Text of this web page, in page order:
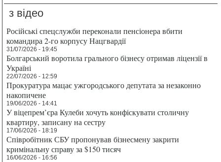
з відео
Російські спецслужби переконали пенсіонера вбити
командира 2-го корпусу Нацгвардії
31/07/2026 - 19:45
Болгарський воротила грального бізнесу отримав ліцензії в
Україні
22/07/2026 - 12:59
Прокуратура мацає ужгородського депутата за незаконно
накопичене
19/06/2026 - 14:41
У віцепрем’єра Кулеби хочуть конфіскувати столичну
квартиру, записану на сестру
17/06/2026 - 18:19
Співробітник СБУ пропонував бізнесмену закрити
кримінальну справу за $150 тисяч
16/06/2026 - 16:56